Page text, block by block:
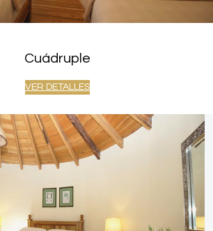
Cuádruple
VER DETALLES